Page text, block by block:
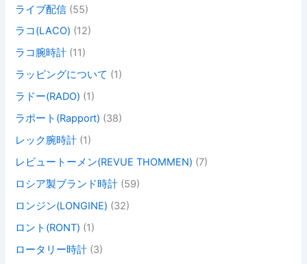
ライブ配信 (55)
ラコ(LACO) (12)
ラコ腕時計 (11)
ラッピングについて (1)
ラドー(RADO) (1)
ラポート(Rapport) (38)
レック腕時計 (1)
レビュートーメン(REVUE THOMMEN) (7)
ロシア製ブランド時計 (59)
ロンジン(LONGINE) (32)
ロント(RONT) (1)
ロータリー時計 (3)